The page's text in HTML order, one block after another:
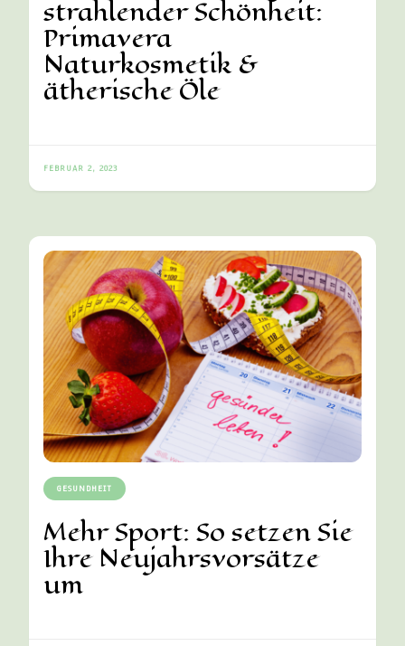
strahlender Schönheit:
Primavera
Naturkosmetik &
ätherische Öle
FEBRUAR 2, 2023
GESUNDHEIT
Mehr Sport: So setzen Sie
Ihre Neujahrsvorsätze
um